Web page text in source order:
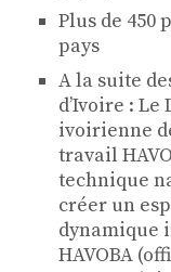
Plus de 450
pays
A la suite
d’Ivoire :
ivoirienne
travail
technique
créer un
dynamique
HAVOBA